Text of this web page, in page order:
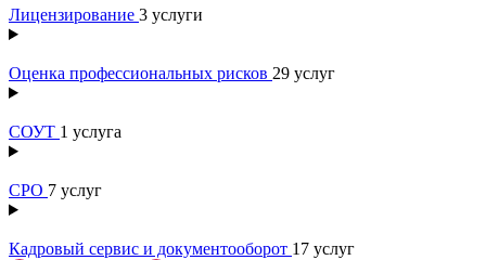
Лицензирование 3 услуги
Оценка профессиональных рисков 29 услуг
СОУТ 1 услуга
СРО 7 услуг
Кадровый сервис и документооборот 17 услуг